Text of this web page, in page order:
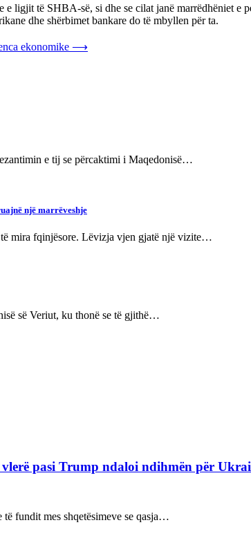
ligjit të SHBA-së, si dhe se cilat janë marrëdhëniet e
dhe shërbimet bankare do të mbyllen për ta.
ekonomike ⟶
e tij se përcaktimi i Maqedonisë…
një marrëveshje
të mira fqinjësore. Lëvizja vjen gjatë një vizite…
së Veriut, ku thonë se të gjithë…
pasi Trump ndaloi ndihmën për
fundit mes shqetësimeve se qasja…